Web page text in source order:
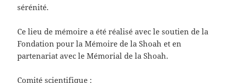
sérénité.
Ce lieu de mémoire a été réalisé avec le soutien de la
Fondation pour la Mémoire de la Shoah et en
partenariat avec le Mémorial de la Shoah.
Comité scientifique :